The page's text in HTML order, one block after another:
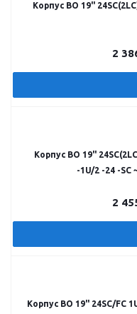
Корпус ВО 19"
2
Корпус ВО 19"
-1U/2 -24 -SC
2
Корпус ВО 19" 24SC/